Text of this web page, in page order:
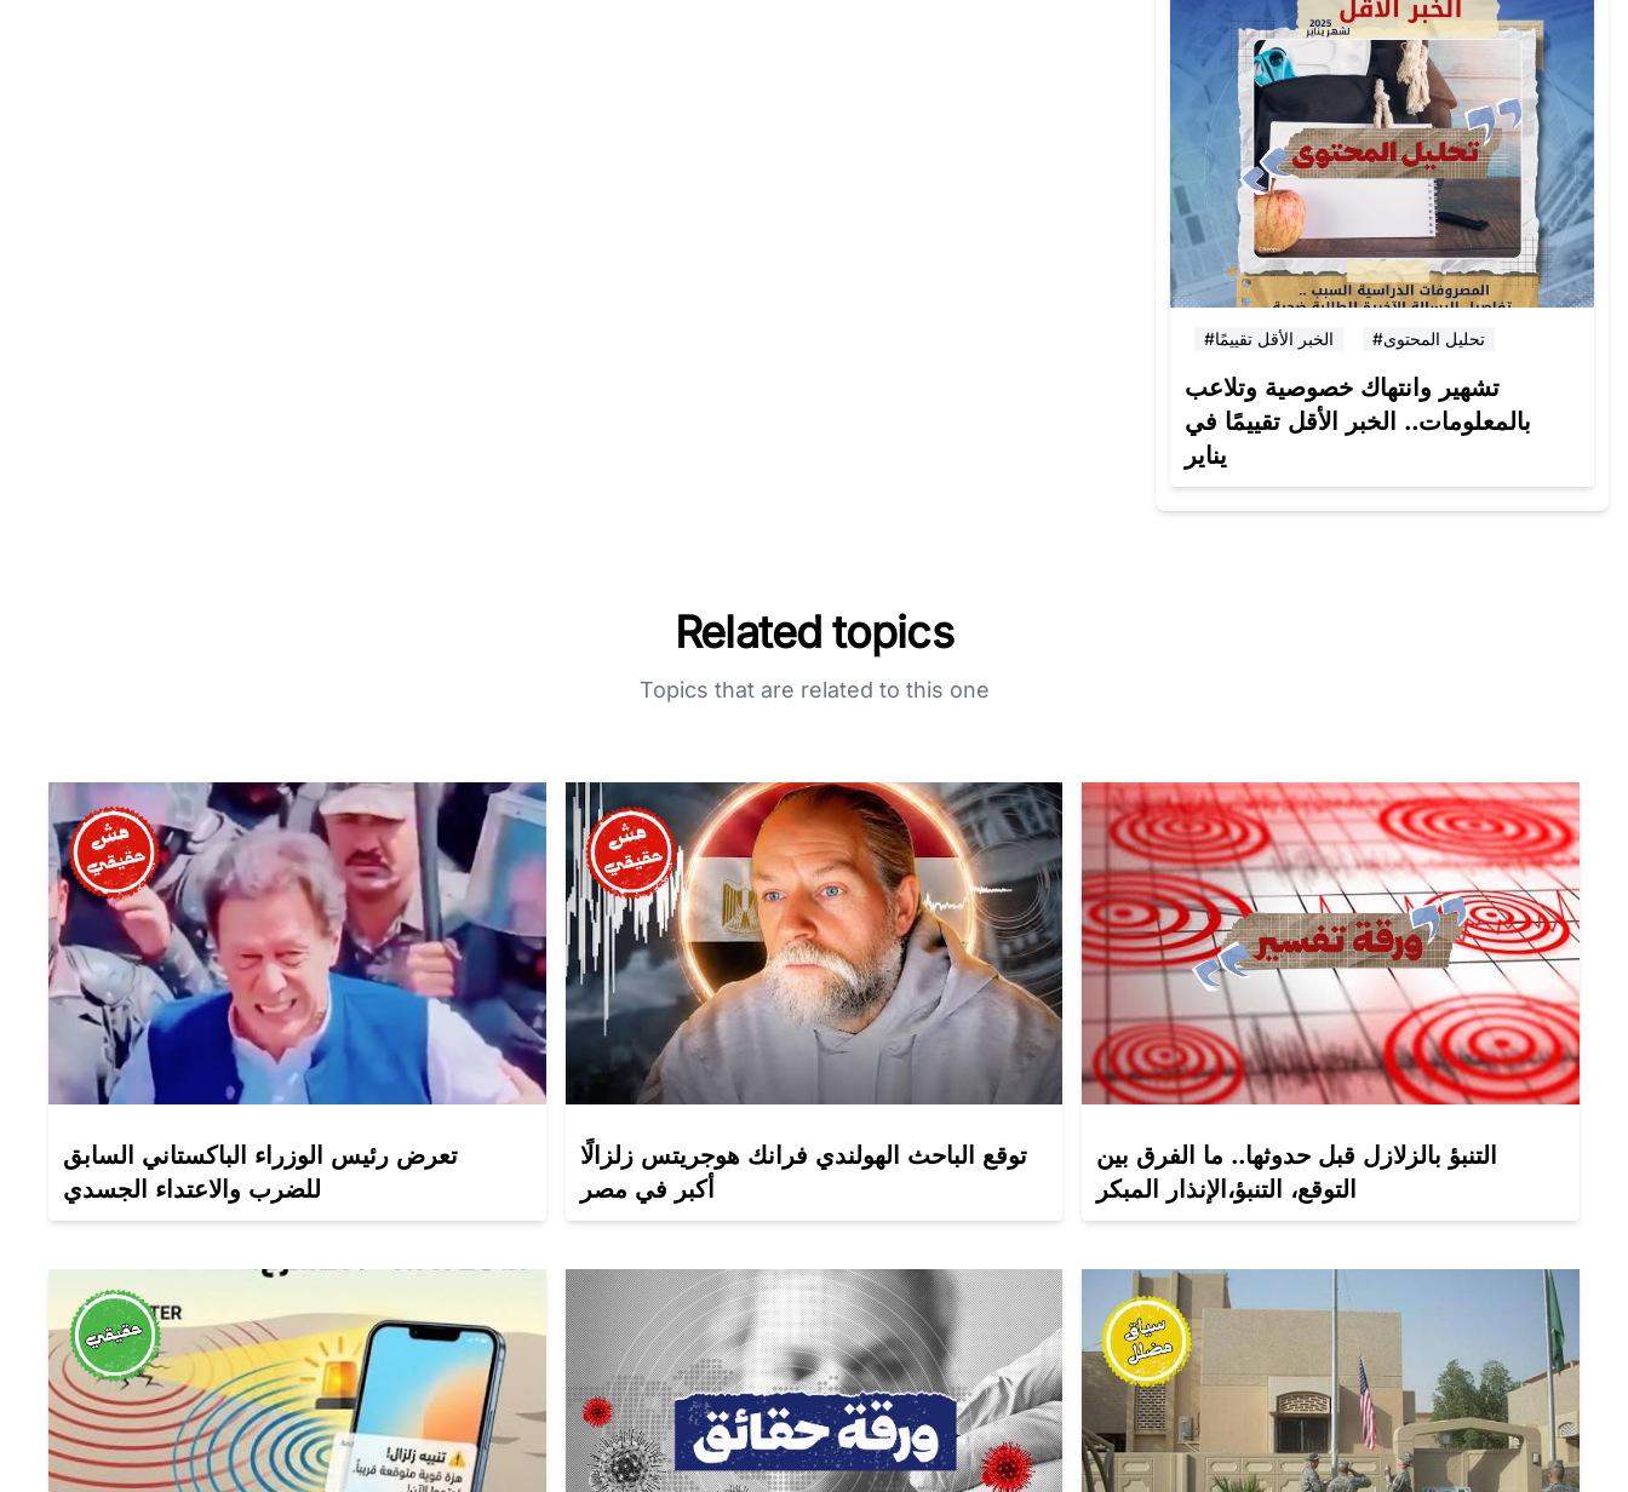
#الخبر الأقل تقييمًا #تحليل المحتوى
تشهير وانتهاك خصوصية وتلاعب
بالمعلومات.. الخبر الأقل تقييمًا في
يناير
Related topics
Topics that are related to this one
تعرض رئيس الوزراء الباكستاني السابق
للضرب والاعتداء الجسدي
توقع الباحث الهولندي فرانك هوجريتس زلزالًا
أكبر في مصر
التنبؤ بالزلازل قبل حدوثها.. ما الفرق بين
التوقع، التنبؤ،الإنذار المبكر